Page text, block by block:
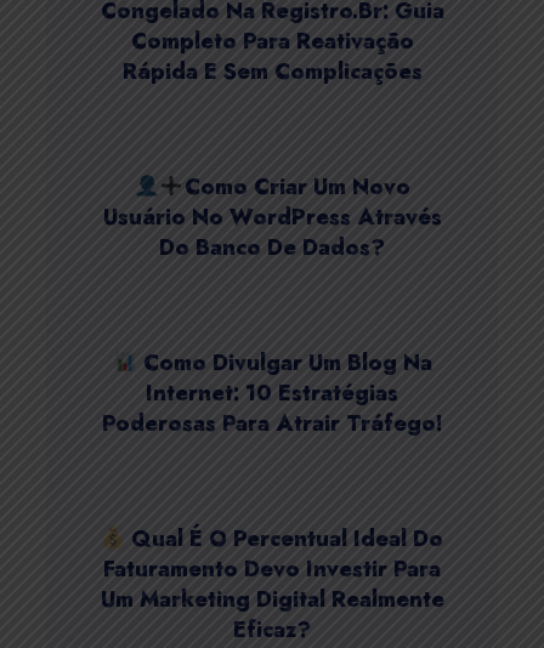
Congelado Na Registro.br: Guia
Completo Para Reativação
Rápida E Sem Complicações
Como Criar Um Novo
Usuário No WordPress Através
Do Banco De Dados?
Como Divulgar Um Blog Na
Internet: 10 Estratégias
Poderosas Para Atrair Tráfego!
Qual É O Percentual Ideal Do
Faturamento Devo Investir Para
Um Marketing Digital Realmente
Eficaz?